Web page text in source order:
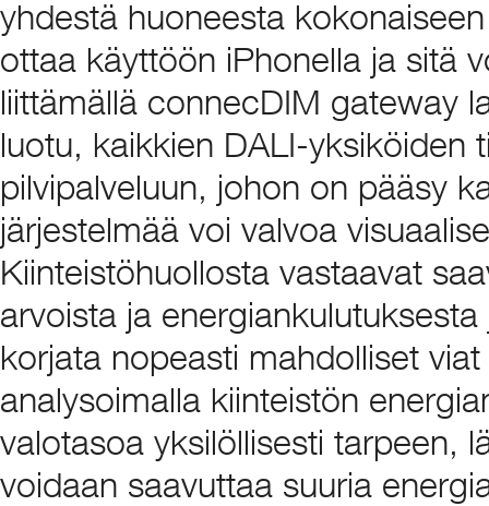
yhdestä huoneesta
ottaa käyttöön iPhonella ja sitä
liittämällä connecDIM gateway
luotu, kaikkien DALI-yksiköiden
pilvipalveluun, johon on pääsy
järjestelmää voi valvoa
Kiinteistöhuollosta vastaavat
arvoista ja
korjata nopeasti mahdolliset
analysoimalla kiinteistön
valotasoa yksilöllisesti tarpeen,
voidaan saavuttaa suuria